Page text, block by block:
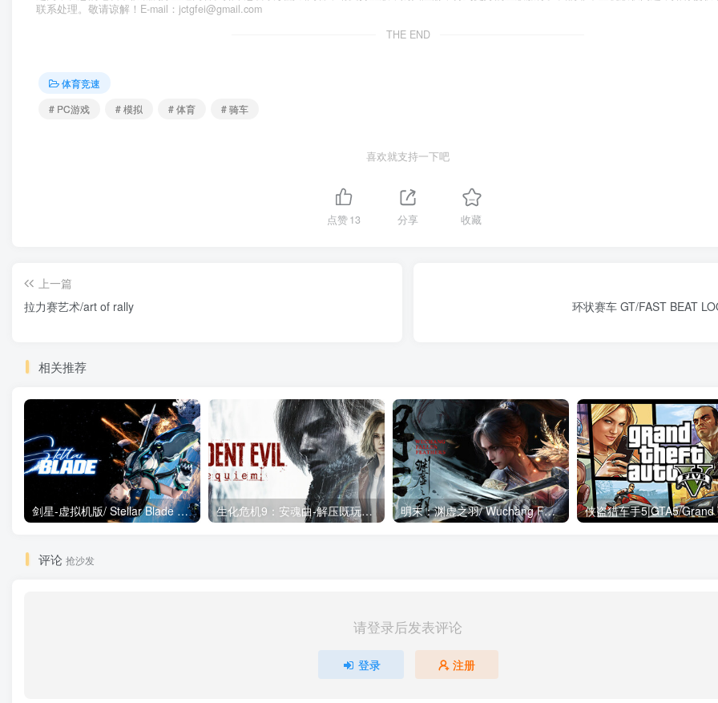
联系处理。敬请谅解！E-mail：jctgfei@gmail.com
THE END
体育竞速
# PC游戏
# 模拟 # 体育 # 骑车
喜欢就支持一下吧
点赞13 分享 收藏
上一篇
拉力赛艺术/art of rally
环状赛车 GT/FAST BEAT
相关推荐
剑星-虚拟机版/ Stellar Blade v1.4.1|Build.19963153 终极版新补丁 送修改器 免安装中文版 生化危机9：安魂曲-解压既玩版/ Resident Evil Requiem Build.22472737 送修改器 免安装中文版 明末：渊虚之羽/ Wuchang Fallen Feathers v1.7 豪华版 送修改器 免安装中文版
评论 抢沙发
请登录后发表评论
登录 注册